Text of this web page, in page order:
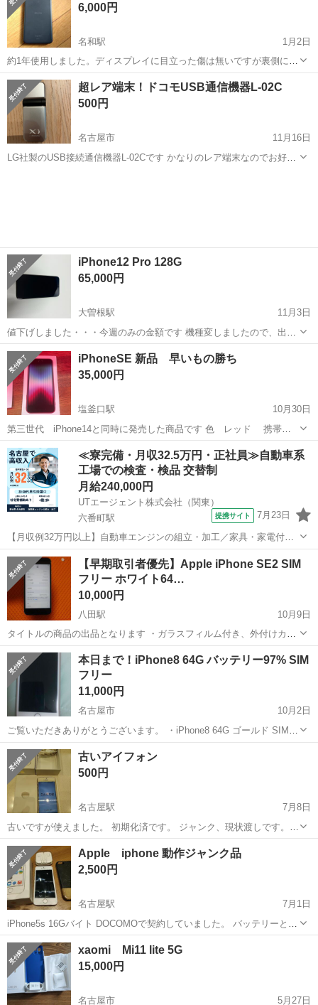
は画面のフィルム保護は剥がし...
6,000円
名和駅
1月2日
約1年使用しました。ディスプレイに目立った傷は無いですが裏側には
写真では見えない小さなスレがあります。箱、付属品は有りません。
ファミリーマート緑西大高店前でのお渡しになります。
愛知 名古屋市 名和駅 ドコモ ファミリーマート
超レア端末！ドコモUSB通信機器L-02C
500円
名古屋市
11月16日
LG社製のUSB接続通信機器L-02Cです かなりのレア端末なのでお好き
iPhone12 Pro 128G
65,000円
大曽根駅
11月3日
値下げしました・・・今週のみの金額です 機種変しましたので、出品
しました キャリア ドコモ(SIMフリー) カラー グラファイト 容量
128G ※５Gも場所によっては使用できました(栄など) 付属品...
愛知 名古屋市 大曽根駅 ドコモ Pro
iPhoneSE 新品 早いもの勝ち
35,000円
塩釜口駅
10月30日
第三世代 iPhone14と同時に発売した商品です 色 レッド 携帯カ
バー付きです！ 64GB この機会に是非 値下げは、しません！ よろし
くお願いします 他のサイトは42000円で出品してます そうとう安いで
すよ
愛知 名古屋市 塩釜口駅 ドコモ レッド
≪寮完備・月収32.5万円・正社員≫自動車系
工場での検査・検品 交替制
月給240,000円
UTエージェント株式会社（関東）
六番町駅
提携サイト 7月23日
【月収例32万円以上】自動車エンジンの組立・加工／家具・家電付き
の社宅完備★／年間休日126日／未経験から高収入を目指せる！
《Javz1C》 詳細情報 ＜自動車エンジンの組立・加工＞ 電気自動車用
発電エンジンなどを作ってい...
愛知 名古屋市 六番町駅 その他
【早期取引者優先】Apple iPhone SE2 SIM
フリー ホワイト64…
10,000円
八田駅
10月9日
タイトルの商品の出品となります ・ガラスフィルム付き、外付けカバ
ーを付けていたので見た目に大きな傷はありません ・バッテリーは今
年3月に正規販売店にて交換し、最大容量「100%」となります ・添付
品は有りません、本体の...
愛知 名古屋市 八田駅
本日まで！iPhone8 64G バッテリー97% SIM
フリー
11,000円
名古屋市
10月2日
ご覧いただきありがとうございます。 ・iPhone8 64G ゴールド SIMフ
リー バッテリー97% カバー・新品フォルム付 動作不良・割れなし ネ
愛知 名古屋市 ドコモ
古いアイフォン
500円
名古屋駅
7月8日
古いですが使えました。 初期化済です。 ジャンク、現状渡しです。
箱と充電の線はおつけします。
愛知 名古屋市 ドコモ アイフォン
Apple iphone 動作ジャンク品
2,500円
名古屋駅
7月1日
iPhone5s 16Gバイト DOCOMOで契約していました。 バッテリーと画
面交換しています。 動作していますが外観が良くないのでジャンクで
す。 充電の線と未使用のヘッドホンと コーチのケースおつけします。
音楽プ...
愛知 名古屋市
xaomi Mi11 lite 5G
15,000円
名古屋市 5月27日